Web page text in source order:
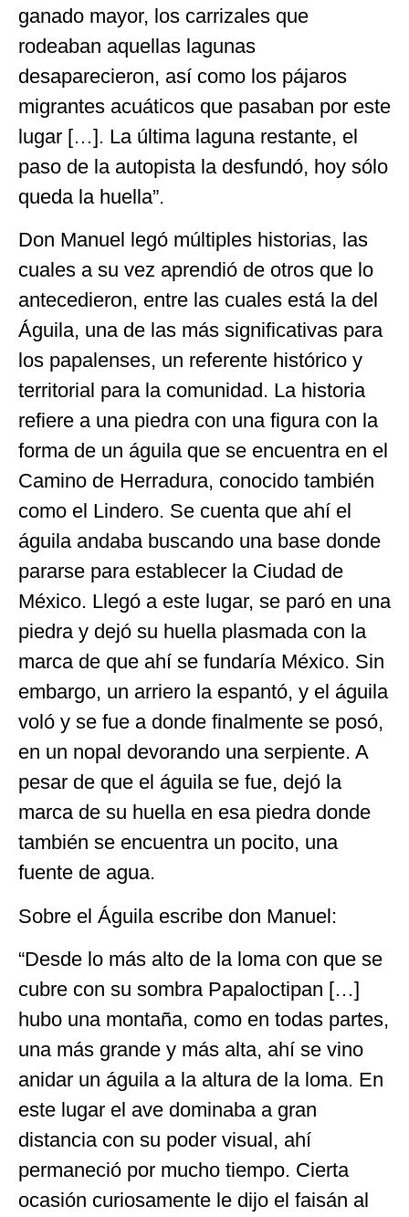
ganado mayor, los carrizales que
rodeaban aquellas lagunas
desaparecieron, así como los pájaros
migrantes acuáticos que pasaban por este
lugar […]. La última laguna restante, el
paso de la autopista la desfundó, hoy sólo
queda la huella”.
Don Manuel legó múltiples historias, las
cuales a su vez aprendió de otros que lo
antecedieron, entre las cuales está la del
Águila, una de las más significativas para
los papalenses, un referente histórico y
territorial para la comunidad. La historia
refiere a una piedra con una figura con la
forma de un águila que se encuentra en el
Camino de Herradura, conocido también
como el Lindero. Se cuenta que ahí el
águila andaba buscando una base donde
pararse para establecer la Ciudad de
México. Llegó a este lugar, se paró en una
piedra y dejó su huella plasmada con la
marca de que ahí se fundaría México. Sin
embargo, un arriero la espantó, y el águila
voló y se fue a donde finalmente se posó,
en un nopal devorando una serpiente. A
pesar de que el águila se fue, dejó la
marca de su huella en esa piedra donde
también se encuentra un pocito, una
fuente de agua.
Sobre el Águila escribe don Manuel:
“Desde lo más alto de la loma con que se
cubre con su sombra Papaloctipan […]
hubo una montaña, como en todas partes,
una más grande y más alta, ahí se vino
anidar un águila a la altura de la loma. En
este lugar el ave dominaba a gran
distancia con su poder visual, ahí
permaneció por mucho tiempo. Cierta
ocasión curiosamente le dijo el faisán al